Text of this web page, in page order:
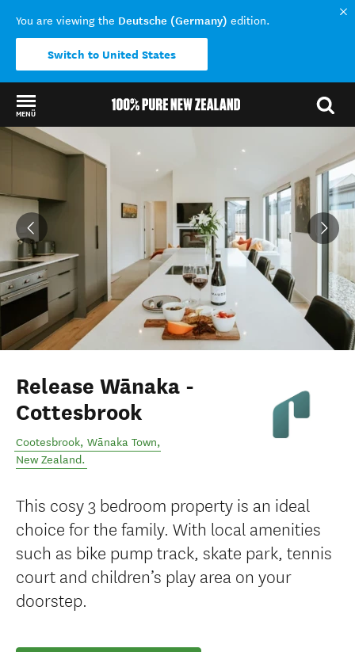
You are viewing the Deutsche (Germany) edition.
Switch to United States
MENÜ
Back to my results
Release Wānaka -
Cottesbrook
Cootesbrook, Wānaka Town,
New Zealand.
This cosy 3 bedroom property is an ideal
choice for the family. With local amenities
such as bike pump track, skate park, tennis
court and children’s play area on your
doorstep.